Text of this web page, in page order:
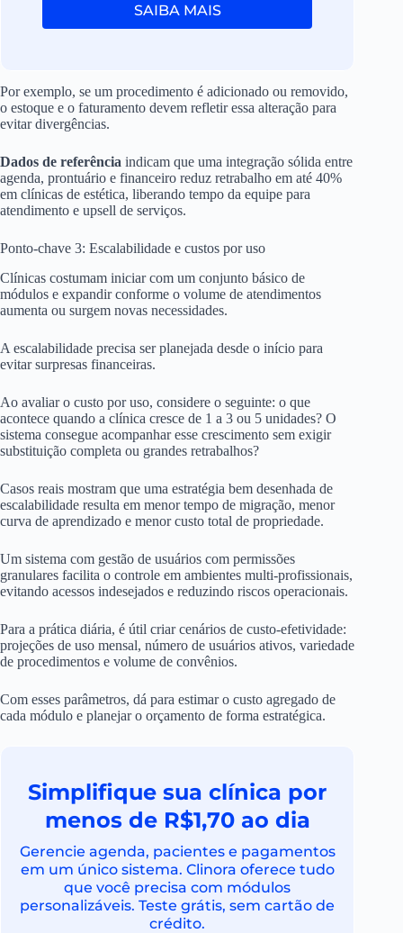
SAIBA MAIS
Por exemplo, se um procedimento é adicionado ou removido,
o estoque e o faturamento devem refletir essa alteração para
evitar divergências.
Dados de referência indicam que uma integração sólida entre
agenda, prontuário e financeiro reduz retrabalho em até 40%
em clínicas de estética, liberando tempo da equipe para
atendimento e upsell de serviços.
Ponto-chave 3: Escalabilidade e custos por uso
Clínicas costumam iniciar com um conjunto básico de
módulos e expandir conforme o volume de atendimentos
aumenta ou surgem novas necessidades.
A escalabilidade precisa ser planejada desde o início para
evitar surpresas financeiras.
Ao avaliar o custo por uso, considere o seguinte: o que
acontece quando a clínica cresce de 1 a 3 ou 5 unidades? O
sistema consegue acompanhar esse crescimento sem exigir
substituição completa ou grandes retrabalhos?
Casos reais mostram que uma estratégia bem desenhada de
escalabilidade resulta em menor tempo de migração, menor
curva de aprendizado e menor custo total de propriedade.
Um sistema com gestão de usuários com permissões
granulares facilita o controle em ambientes multi-profissionais,
evitando acessos indesejados e reduzindo riscos operacionais.
Para a prática diária, é útil criar cenários de custo-efetividade:
projeções de uso mensal, número de usuários ativos, variedade
de procedimentos e volume de convênios.
Com esses parâmetros, dá para estimar o custo agregado de
cada módulo e planejar o orçamento de forma estratégica.
Simplifique sua clínica por
menos de R$1,70 ao dia
Gerencie agenda, pacientes e pagamentos
em um único sistema. Clinora oferece tudo
que você precisa com módulos
personalizáveis. Teste grátis, sem cartão de
crédito.